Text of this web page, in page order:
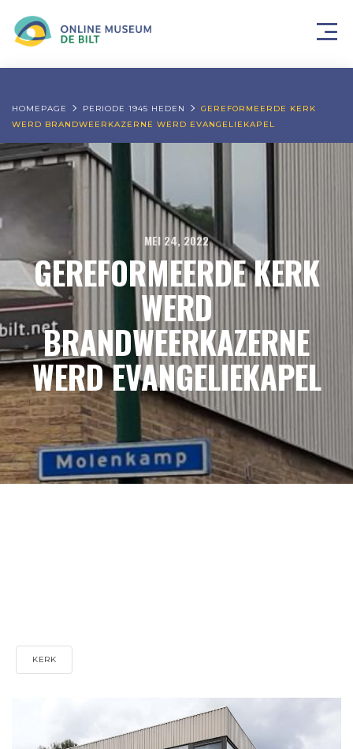
HOMEPAGE PERIODE 1945 HEDEN
GEREFORMEERDE KERK
WERD BRANDWEERKAZERNE WERD EVANGELIEKAPEL
MEI 24, 2022
GEREFORMEERDE KERK
WERD
BRANDWEERKAZERNE
WERD EVANGELIEKAPEL
KERK